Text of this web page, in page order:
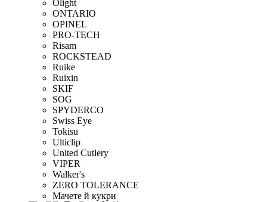
Olight
ONTARIO
OPINEL
PRO-TECH
Risam
ROCKSTEAD
Ruike
Ruixin
SKIF
SOG
SPYDERCO
Swiss Eye
Tokisu
Ulticlip
United Cutlery
VIPER
Walker's
ZERO TOLERANCE
Мачете й кукри